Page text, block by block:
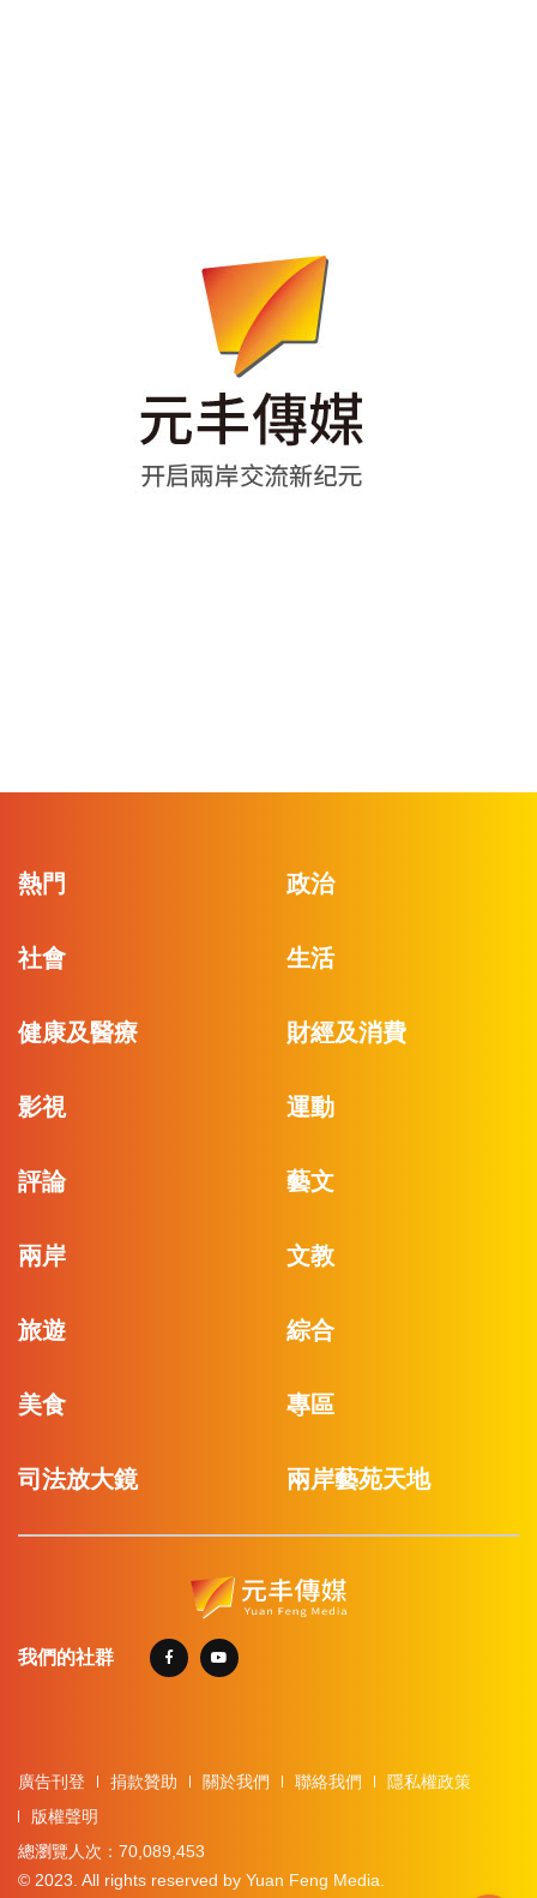
熱門 政治
社會 生活
健康及醫療 財經及消費
影視 運動
評論 藝文
兩岸 文教
旅遊 綜合
美食 專區
司法放大鏡 兩岸藝苑天地
我們的社群
廣告刊登 捐款贊助 關於我們 聯絡我們
隱私權政策
版權聲明
總瀏覽人次：70,089,453
© 2023. All rights reserved by Yuan Feng Media.